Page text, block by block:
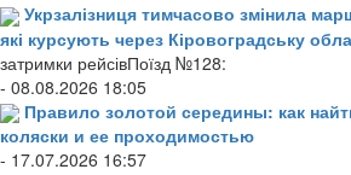
Укрзалізниця тимчасово змінила
які курсують через Кіровоградську
затримки рейсівПоїзд №128:
- 08.08.2026 18:05
Правило золотой середины: как
коляски и ее проходимостью
- 17.07.2026 16:57